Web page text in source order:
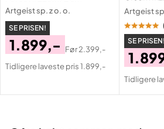
Artgeist sp. z o. o.
SE PRISEN!
Pris
1.899,-
Original
Før2.399,-
Tidligere laveste pris 1.899,-
Artgeist
SE PRISEN!
Pris
Pris
Tidligere